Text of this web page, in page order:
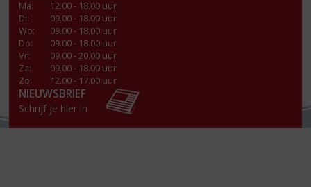
Ma:
12.00 - 18.00 uur
Di:
09.00 - 18.00 uur
Wo:
09.00 - 18.00 uur
Do:
09.00 - 18.00 uur
Vr:
09.00 - 20.00 uur
Za:
09.00 - 18.00 uur
Zo:
12.00 - 17.00 uur
NIEUWSBRIEF
Schrijf je hier in